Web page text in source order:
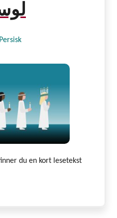
Persisk
du en kort lesetekst